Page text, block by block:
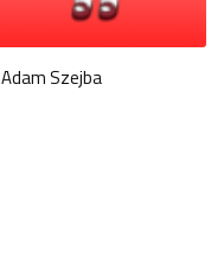
Adam Szejba